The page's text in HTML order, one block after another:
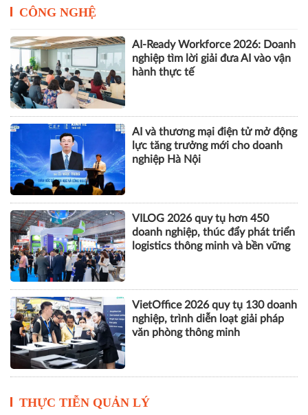
CÔNG NGHỆ
AI-Ready Workforce 2026: Doanh
nghiệp tìm lời giải đưa AI vào vận
hành thực tế
AI và thương mại điện tử mở động
lực tăng trưởng mới cho doanh
nghiệp Hà Nội
VILOG 2026 quy tụ hơn 450
doanh nghiệp, thúc đẩy phát triển
logistics thông minh và bền vững
VietOffice 2026 quy tụ 130 doanh
nghiệp, trình diễn loạt giải pháp
văn phòng thông minh
THỰC TIỄN QUẢN LÝ